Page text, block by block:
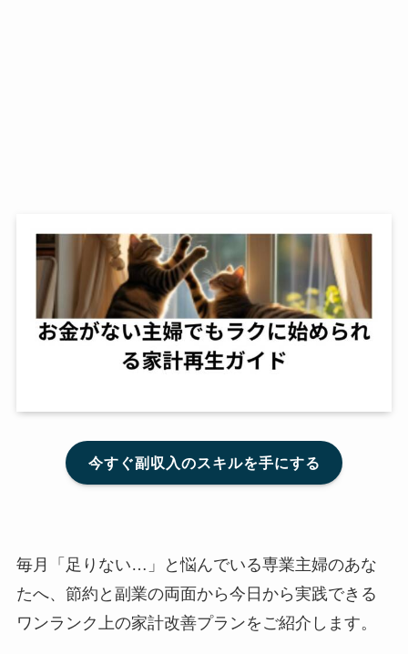
今すぐ副収入のスキルを手にする
毎月「足りない…」と悩んでいる専業主婦のあな
たへ、節約と副業の両面から今日から実践できる
ワンランク上の家計改善プランをご紹介します。